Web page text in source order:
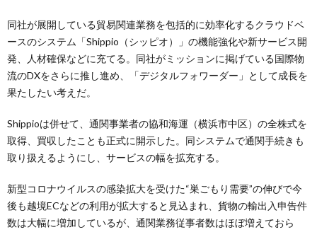
同社が展開している貿易関連業務を包括的に効率化するクラウドベ
ースのシステム「Shippio（シッピオ）」の機能強化や新サービス開
発、人材確保などに充てる。同社がミッションに掲げている国際物
流のDXをさらに推し進め、「デジタルフォワーダー」として成長を
果たしたい考えだ。
Shippioは併せて、通関事業者の協和海運（横浜市中区）の全株式を
取得、買収したことも正式に開示した。同システムで通関手続きも
取り扱えるようにし、サービスの幅を拡充する。
新型コロナウイルスの感染拡大を受けた“巣ごもり需要”の伸びで今
後も越境ECなどの利用が拡大すると見込まれ、貨物の輸出入申告件
数は大幅に増加しているが、通関業務従事者数はほぼ増えておら